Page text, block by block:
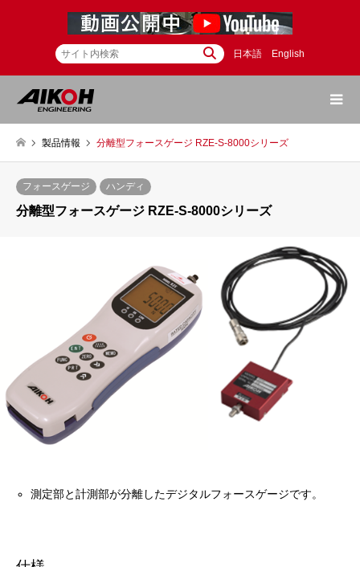
日本語 English
製品情報 分離型フォースゲージ RZE-S-8000シリーズ
フォースゲージ ハンディ
分離型フォースゲージ RZE-S-8000シリーズ
測定部と計測部が分離したデジタルフォースゲージです。